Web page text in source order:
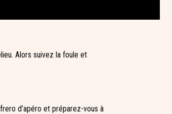
Alors suivez la foule et
d’apéro et préparez-vous à